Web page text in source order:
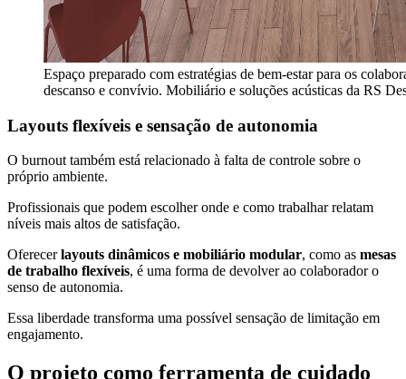
Espaço preparado com estratégias de bem-estar para os
descanso e convívio. Mobiliário e soluções acústicas da RS
Layouts flexíveis e sensação de autonomia
O burnout também está relacionado à falta de controle sobre o
próprio ambiente.
Profissionais que podem escolher onde e como trabalhar relatam
níveis mais altos de satisfação.
Oferecerlayouts dinâmicos e mobiliário modular, como as mesas
de trabalho flexíveis, é uma forma de devolver ao colaborador o
senso de autonomia.
Essa liberdade transforma uma possível sensação de limitação em
engajamento.
O projeto como ferramenta de cuidado